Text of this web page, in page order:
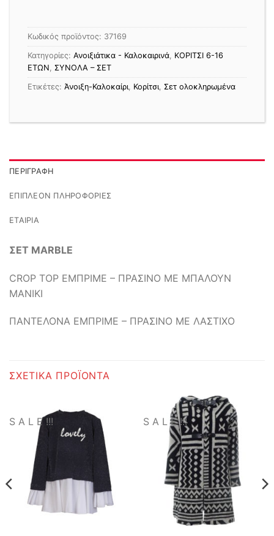
Κωδικός προϊόντος: 37169
Κατηγορίες: Ανοιξιάτικα - Καλοκαιρινά, ΚΟΡΙΤΣΙ 6-16
ΕΤΩΝ, ΣΥΝΟΛΑ – ΣΕΤ
Ετικέτες: Άνοιξη-Καλοκαίρι, Κορίτσι, Σετ ολοκληρωμένα
ΠΕΡΙΓΡΑΦΉ
ΕΠΙΠΛΈΟΝ ΠΛΗΡΟΦΟΡΊΕΣ
ΕΤΑΙΡΊΑ
ΣΕΤ MARBLE
CROP TOP ΕΜΠΡΙΜΕ – ΠΡΑΣΙΝΟ ΜΕ ΜΠΑΛΟΥΝ
ΜΑΝΙΚΙ
ΠΑΝΤΕΛΟΝΑ ΕΜΠΡΙΜΕ – ΠΡΑΣΙΝΟ ΜΕ ΛΑΣΤΙΧΟ
ΣΧΕΤΙΚΆ ΠΡΟΪΌΝΤΑ
S A L E !!! S A L E !!!